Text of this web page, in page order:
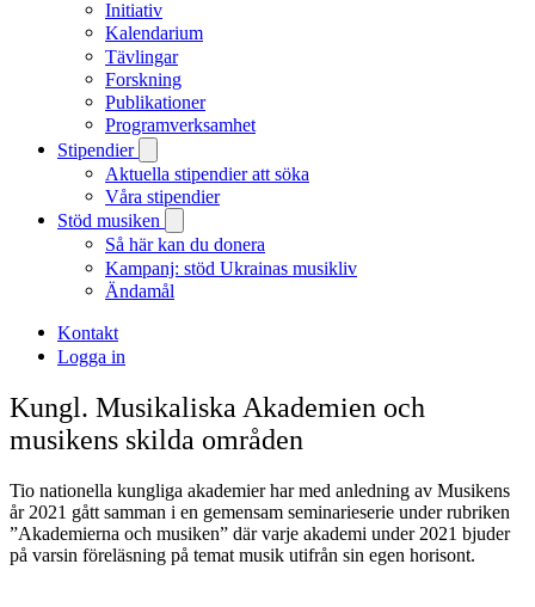
Initiativ
Kalendarium
Tävlingar
Forskning
Publikationer
Programverksamhet
Stipendier
Aktuella stipendier att söka
Våra stipendier
Stöd musiken
Så här kan du donera
Kampanj: stöd Ukrainas musikliv
Ändamål
Kontakt
Logga in
Kungl. Musikaliska Akademien och
musikens skilda områden
Tio nationella kungliga akademier har med anledning av Musikens
år 2021 gått samman i en gemensam seminarieserie under rubriken
”Akademierna och musiken” där varje akademi under 2021 bjuder
på varsin föreläsning på temat musik utifrån sin egen horisont.